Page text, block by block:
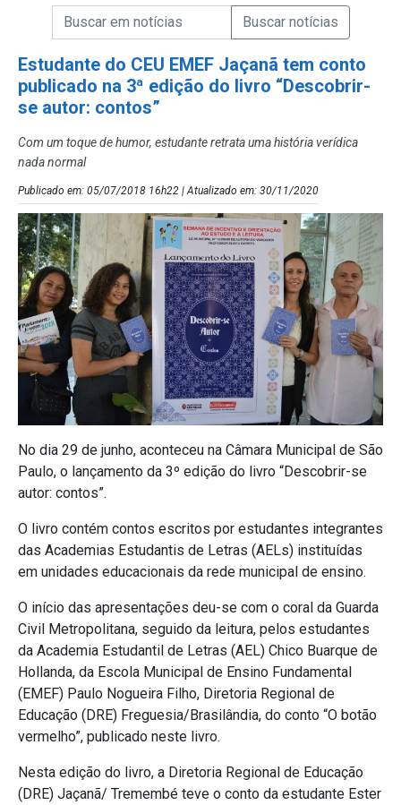
Campo de Busca de Notícias
Campo de Busca de informaçõesEnviar a Busca de Notícias
Estudante do CEU EMEF Jaçanã tem conto
publicado na 3ª edição do livro “Descobrir-
se autor: contos”
Com um toque de humor, estudante retrata uma história verídica
nada normal
Publicado em: 05/07/2018 16h22 | Atualizado em: 30/11/2020
No dia 29 de junho, aconteceu na Câmara Municipal de São
Paulo, o lançamento da 3º edição do livro “Descobrir-se
autor: contos”.
O livro contém contos escritos por estudantes integrantes
das Academias Estudantis de Letras (AELs) instituídas
em unidades educacionais da rede municipal de ensino.
O início das apresentações deu-se com o coral da Guarda
Civil Metropolitana, seguido da leitura, pelos estudantes
da Academia Estudantil de Letras (AEL) Chico Buarque de
Hollanda, da Escola Municipal de Ensino Fundamental
(EMEF) Paulo Nogueira Filho, Diretoria Regional de
Educação (DRE) Freguesia/Brasilândia, do conto “O botão
vermelho”, publicado neste livro.
Nesta edição do livro, a Diretoria Regional de Educação
(DRE) Jaçanã/ Tremembé teve o conto da estudante Ester